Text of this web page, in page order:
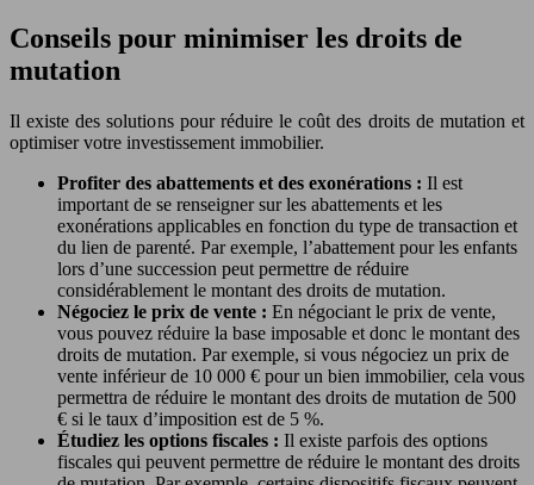
Conseils pour minimiser les droits de
mutation
Il existe des solutions pour réduire le coût des droits de mutation et
optimiser votre investissement immobilier.
Profiter des abattements et des exonérations : Il est
important de se renseigner sur les abattements et les
exonérations applicables en fonction du type de transaction et
du lien de parenté. Par exemple, l’abattement pour les enfants
lors d’une succession peut permettre de réduire
considérablement le montant des droits de mutation.
Négociez le prix de vente : En négociant le prix de vente,
vous pouvez réduire la base imposable et donc le montant des
droits de mutation. Par exemple, si vous négociez un prix de
vente inférieur de 10 000 € pour un bien immobilier, cela vous
permettra de réduire le montant des droits de mutation de 500
€ si le taux d’imposition est de 5 %.
Étudiez les options fiscales : Il existe parfois des options
fiscales qui peuvent permettre de réduire le montant des droits